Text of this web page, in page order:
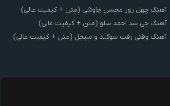
آهنگ چهل روز محسن چاوشی (متن + کیفیت عالی)
آهنگ چی شد احمد سلو (متن + کیفیت عالی)
آهنگ وقتی رفت سوگند و سیجل (متن + کیفیت عالی)